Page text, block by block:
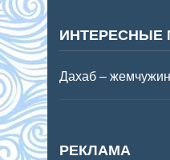
ИНТЕРЕСНЫЕ
Дахаб –
РЕКЛАМА